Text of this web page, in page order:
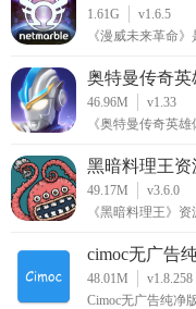
1.61G
v1.6.5
《漫威未来革命
奥特曼传奇英
46.96M
v1.33
《奥特曼传奇英
黑暗料理王资
49.17M
v3.6.0
《黑暗料理王》
cimoc无广告
48.01M
v1.8.258
Cimoc无广告纯净